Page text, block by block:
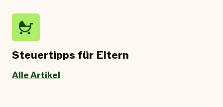
Steuertipps für Eltern
Alle Artikel